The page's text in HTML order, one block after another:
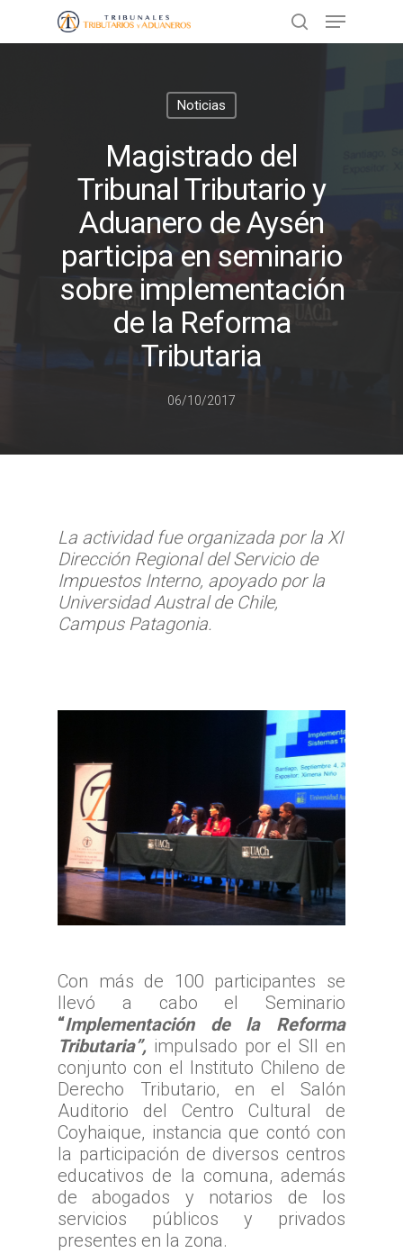
Presione ENTER para buscar o ESC
Noticias
Magistrado del
Tribunal Tributario y
Aduanero de Aysén
participa en seminario
sobre implementación
de la Reforma
Tributaria
06/10/2017
La actividad fue organizada por la XI
Dirección Regional del Servicio de
Impuestos Interno, apoyado por la
Universidad Austral de Chile,
Campus Patagonia.
Con más de 100 participantes se
llevó a cabo el Seminario
“Implementación de la Reforma
Tributaria”, impulsado por el SII en
conjunto con el Instituto Chileno de
Derecho Tributario, en el Salón
Auditorio del Centro Cultural de
Coyhaique, instancia que contó con
la participación de diversos centros
educativos de la comuna, además
de abogados y notarios de los
servicios públicos y privados
presentes en la zona.